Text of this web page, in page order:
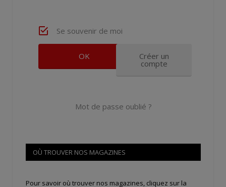
Se souvenir de moi
Créer un
compte
Mot de passe oublié ?
OÙ TROUVER NOS MAGAZINES
Pour savoir où trouver nos magazines, cliquez sur la